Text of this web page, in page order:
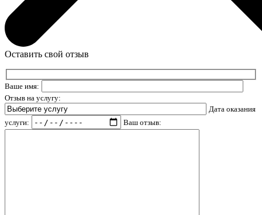
Оставить свой отзыв
Ваше имя:
Отзыв на услугу:
Дата оказания
услуги:
Ваш отзыв: